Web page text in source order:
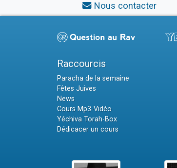
Nous contacter
Raccourcis
Paracha de la semaine
Fêtes Juives
News
Cours Mp3-Vidéo
Yéchiva Torah-Box
Dédicacer un cours